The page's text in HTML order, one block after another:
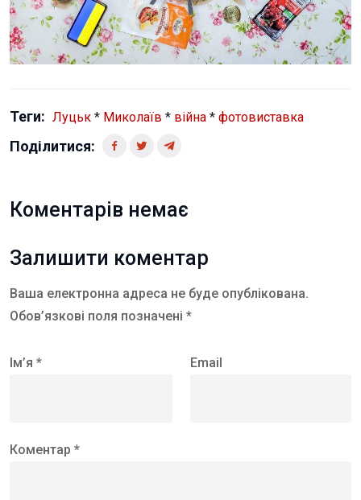
Теги: Луцьк * Миколаїв * війна * фотовиставка
Поділитися:
Коментарів немає
Залишити коментар
Ваша електронна адреса не буде опублікована.
Обов’язкові поля позначені *
Ім’я * Email
Коментар *